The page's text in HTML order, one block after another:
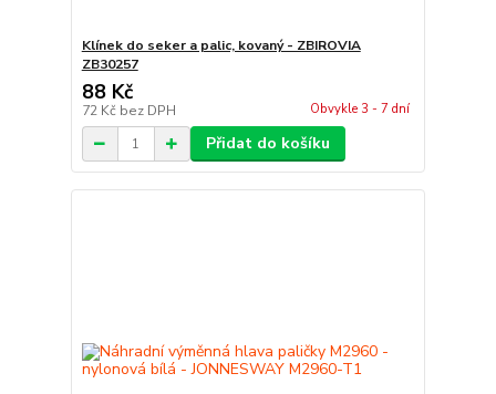
Klínek do seker a palic, kovaný - ZBIROVIA
ZB30257
88 Kč
72 Kč bez DPH Obvykle 3 - 7 dní
Přidat do košíku